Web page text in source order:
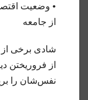
• وضعیت
از جامعه
شادی برخی از
از فروریختن
نفس‌شان را